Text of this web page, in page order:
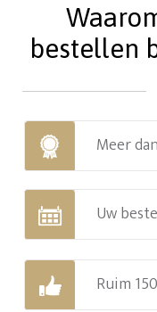
bestellen
Meer
Uw
Ruim